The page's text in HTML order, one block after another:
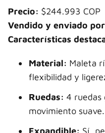
Precio: $244.993 COP
Vendido y enviado
Características
Material: Maleta
flexibilidad y
Ruedas: 4 ruedas
movimiento suave.
Expandible: Sí,